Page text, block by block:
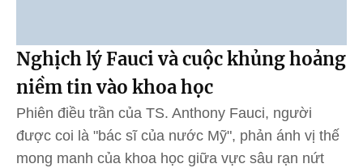
Nghịch lý Fauci và cuộc khủng hoảng
niềm tin vào khoa học
Phiên điều trần của TS. Anthony Fauci, người
được coi là "bác sĩ của nước Mỹ", phản ánh vị thế
mong manh của khoa học giữa vực sâu rạn nứt